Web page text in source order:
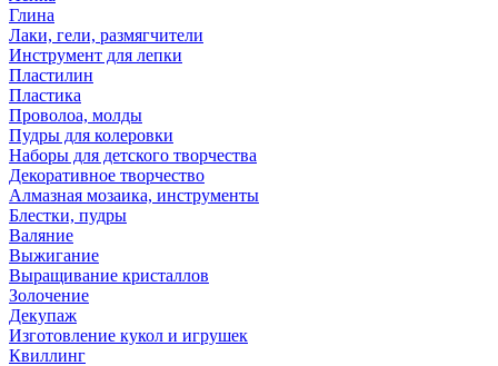
Глина
Лаки, гели, размягчители
Инструмент для лепки
Пластилин
Пластика
Проволоа, молды
Пудры для колеровки
Наборы для детского творчества
Декоративное творчество
Алмазная мозаика, инструменты
Блестки, пудры
Валяние
Выжигание
Выращивание кристаллов
Золочение
Декупаж
Изготовление кукол и игрушек
Квиллинг